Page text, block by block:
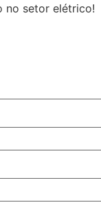
no setor elétrico!